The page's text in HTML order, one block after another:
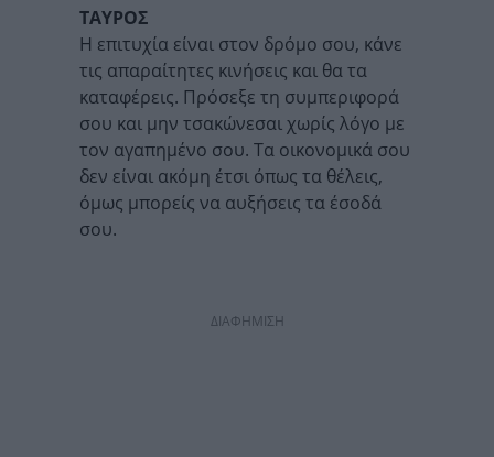
ΤΑΥΡΟΣ
Η επιτυχία είναι στον δρόμο σου, κάνε
τις απαραίτητες κινήσεις και θα τα
καταφέρεις. Πρόσεξε τη συμπεριφορά
σου και μην τσακώνεσαι χωρίς λόγο με
τον αγαπημένο σου. Τα οικονομικά σου
δεν είναι ακόμη έτσι όπως τα θέλεις,
όμως μπορείς να αυξήσεις τα έσοδά
σου.
ΔΙΑΦΗΜΙΣΗ